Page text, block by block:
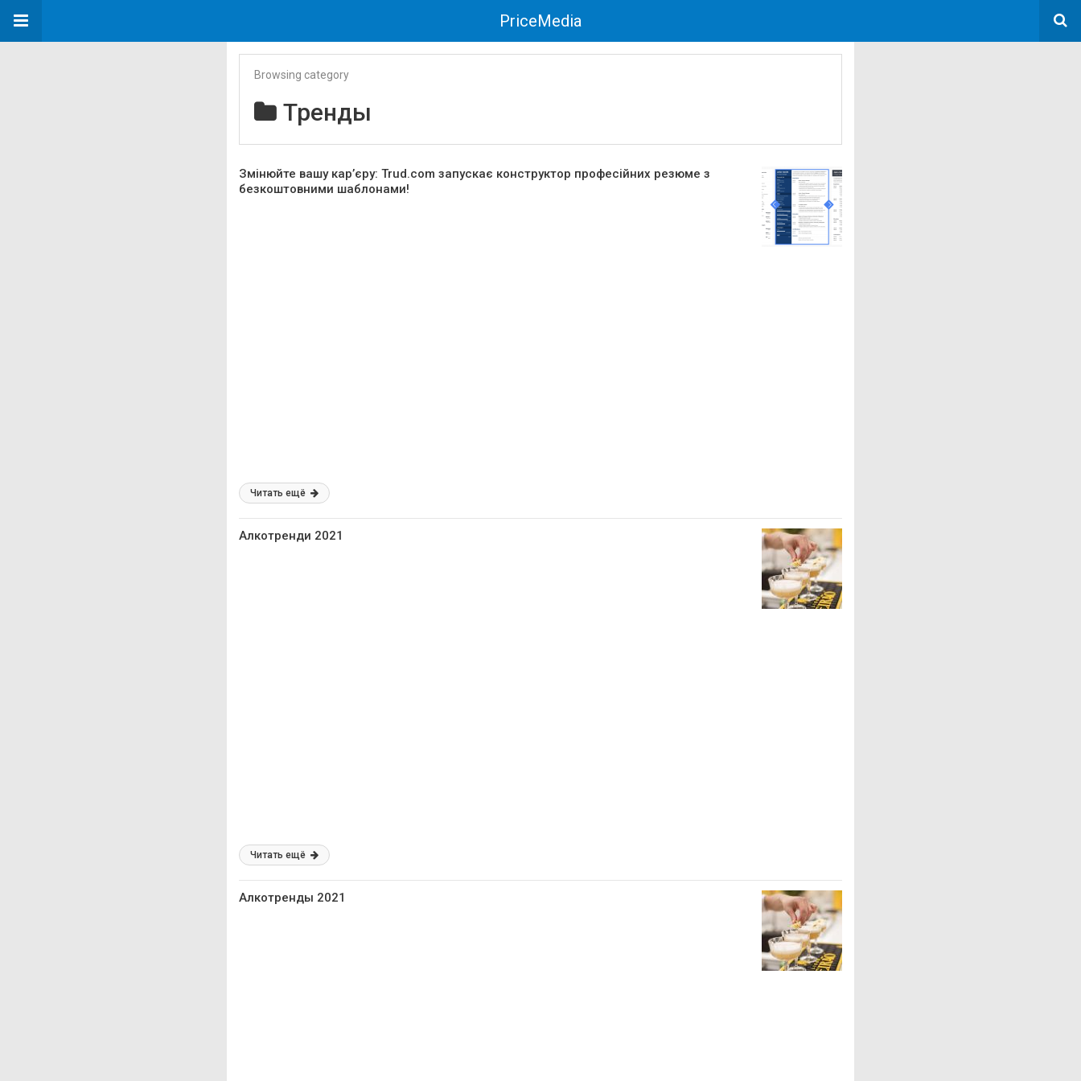
PriceMedia
Browsing category
Тренды
Змінюйте вашу кар’єру: Trud.com запускає конструктор професійних резюме з
безкоштовними шаблонами!
Читать ещё
Алкотренди 2021
Читать ещё
Алкотренды 2021